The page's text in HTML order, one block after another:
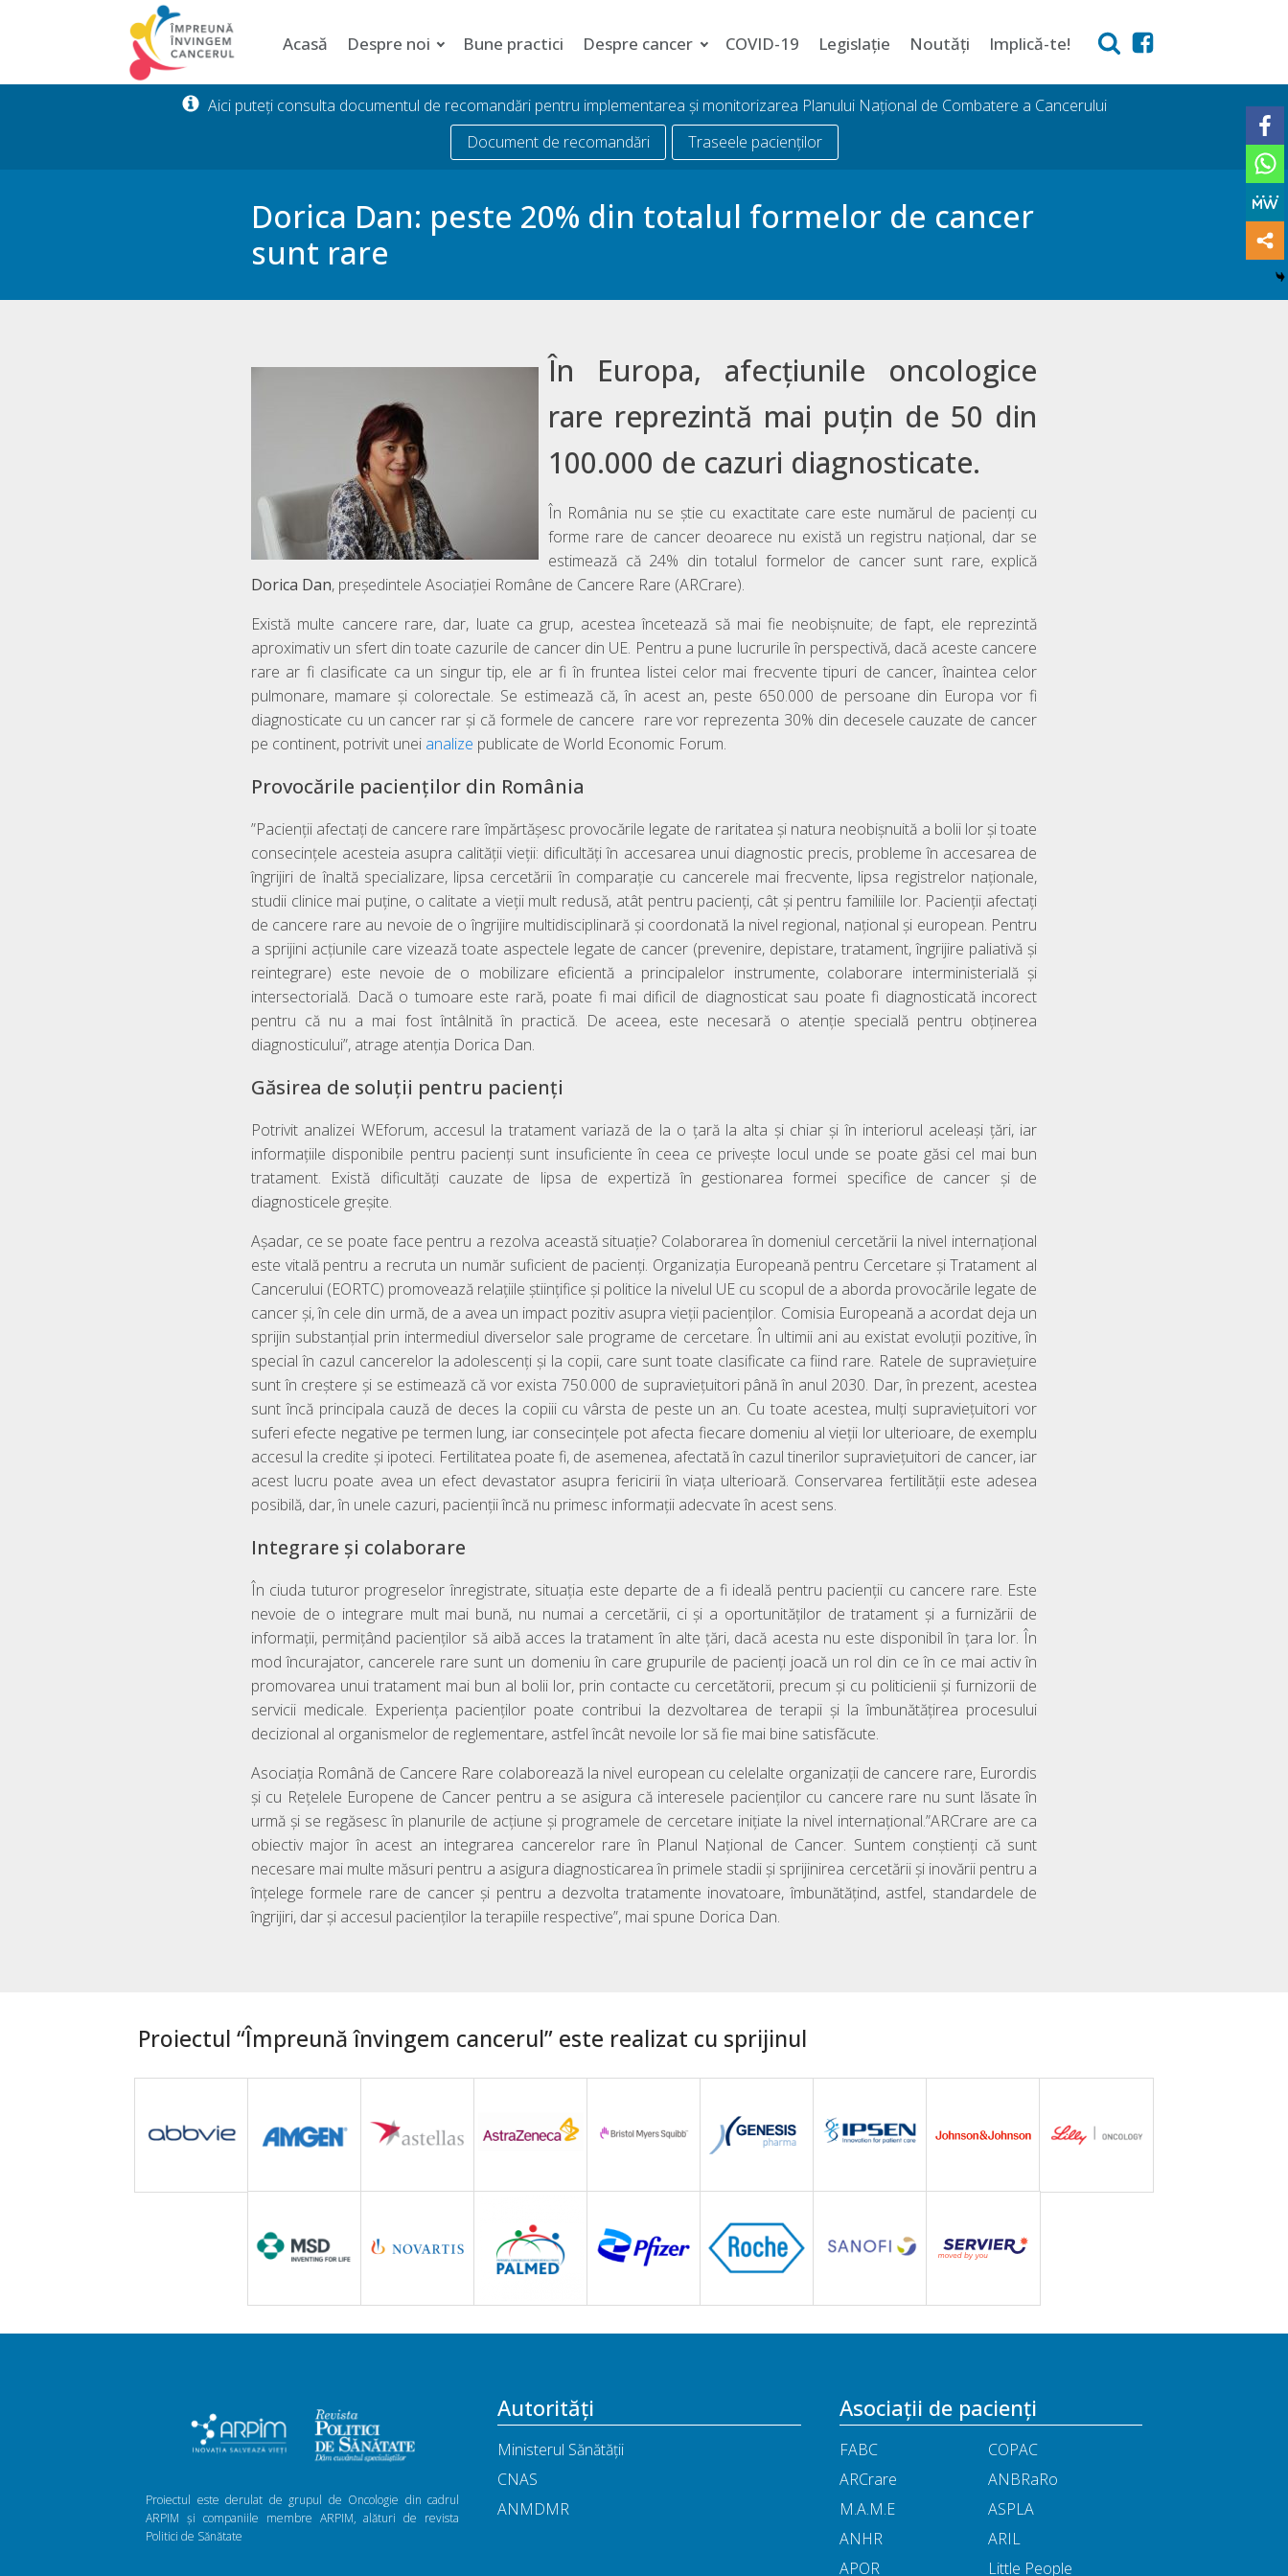
Acasă Despre noi Bune practici Despre cancer COVID-19 Legislație Noutăți Implică-te!
Aici puteți consulta documentul de recomandări pentru implementarea și monitorizarea Planului Național de Combatere a Cancerului
Document de recomandări
Traseele pacienților
Dorica Dan: peste 20% din totalul formelor de cancer
sunt rare
În Europa, afecțiunile oncologice
rare reprezintă mai puțin de 50 din
100.000 de cazuri diagnosticate.
În România nu se știe cu exactitate care este numărul de pacienți cu
forme rare de cancer deoarece nu există un registru național, dar se
estimează că 24% din totalul formelor de cancer sunt rare, explică
Dorica Dan, președintele Asociației Române de Cancere Rare (ARCrare).
Există multe cancere rare, dar, luate ca grup, acestea încetează să mai fie neobișnuite; de fapt, ele reprezintă
aproximativ un sfert din toate cazurile de cancer din UE. Pentru a pune lucrurile în perspectivă, dacă aceste cancere
rare ar fi clasificate ca un singur tip, ele ar fi în fruntea listei celor mai frecvente tipuri de cancer, înaintea celor
pulmonare, mamare și colorectale. Se estimează că, în acest an, peste 650.000 de persoane din Europa vor fi
diagnosticate cu un cancer rar și că formele de cancere rare vor reprezenta 30% din decesele cauzate de cancer
pe continent, potrivit unei analize publicate de World Economic Forum.
Provocările pacienților din România
”Pacienții afectați de cancere rare împărtășesc provocările legate de raritatea și natura neobișnuită a bolii lor și toate
consecințele acesteia asupra calității vieții: dificultăți în accesarea unui diagnostic precis, probleme în accesarea de
îngrijiri de înaltă specializare, lipsa cercetării în comparație cu cancerele mai frecvente, lipsa registrelor naționale,
studii clinice mai puține, o calitate a vieții mult redusă, atât pentru pacienți, cât și pentru familiile lor. Pacienții afectați
de cancere rare au nevoie de o îngrijire multidisciplinară și coordonată la nivel regional, național și european. Pentru
a sprijini acțiunile care vizează toate aspectele legate de cancer (prevenire, depistare, tratament, îngrijire paliativă și
reintegrare) este nevoie de o mobilizare eficientă a principalelor instrumente, colaborare interministerială și
intersectorială. Dacă o tumoare este rară, poate fi mai dificil de diagnosticat sau poate fi diagnosticată incorect
pentru că nu a mai fost întâlnită în practică. De aceea, este necesară o atenție specială pentru obținerea
diagnosticului”, atrage atenția Dorica Dan.
Găsirea de soluții pentru pacienți
Potrivit analizei WEforum, accesul la tratament variază de la o țară la alta și chiar și în interiorul aceleași țări, iar
informațiile disponibile pentru pacienți sunt insuficiente în ceea ce privește locul unde se poate găsi cel mai bun
tratament. Există dificultăți cauzate de lipsa de expertiză în gestionarea formei specifice de cancer și de
diagnosticele greșite.
Așadar, ce se poate face pentru a rezolva această situație? Colaborarea în domeniul cercetării la nivel internațional
este vitală pentru a recruta un număr suficient de pacienți. Organizația Europeană pentru Cercetare și Tratament al
Cancerului (EORTC) promovează relațiile științifice și politice la nivelul UE cu scopul de a aborda provocările legate de
cancer și, în cele din urmă, de a avea un impact pozitiv asupra vieții pacienților. Comisia Europeană a acordat deja un
sprijin substanțial prin intermediul diverselor sale programe de cercetare. În ultimii ani au existat evoluții pozitive, în
special în cazul cancerelor la adolescenți și la copii, care sunt toate clasificate ca fiind rare. Ratele de supraviețuire
sunt în creștere și se estimează că vor exista 750.000 de supraviețuitori până în anul 2030. Dar, în prezent, acestea
sunt încă principala cauză de deces la copiii cu vârsta de peste un an. Cu toate acestea, mulți supraviețuitori vor
suferi efecte negative pe termen lung, iar consecințele pot afecta fiecare domeniu al vieții lor ulterioare, de exemplu
accesul la credite și ipoteci. Fertilitatea poate fi, de asemenea, afectată în cazul tinerilor supraviețuitori de cancer, iar
acest lucru poate avea un efect devastator asupra fericirii în viața ulterioară. Conservarea fertilității este adesea
posibilă, dar, în unele cazuri, pacienții încă nu primesc informații adecvate în acest sens.
Integrare și colaborare
În ciuda tuturor progreselor înregistrate, situația este departe de a fi ideală pentru pacienții cu cancere rare. Este
nevoie de o integrare mult mai bună, nu numai a cercetării, ci și a oportunităților de tratament și a furnizării de
informații, permițând pacienților să aibă acces la tratament în alte țări, dacă acesta nu este disponibil în țara lor. În
mod încurajator, cancerele rare sunt un domeniu în care grupurile de pacienți joacă un rol din ce în ce mai activ în
promovarea unui tratament mai bun al bolii lor, prin contacte cu cercetătorii, precum și cu politicienii și furnizorii de
servicii medicale. Experiența pacienților poate contribui la dezvoltarea de terapii și la îmbunătățirea procesului
decizional al organismelor de reglementare, astfel încât nevoile lor să fie mai bine satisfăcute.
Asociația Română de Cancere Rare colaborează la nivel european cu celelalte organizații de cancere rare, Eurordis
și cu Rețelele Europene de Cancer pentru a se asigura că interesele pacienților cu cancere rare nu sunt lăsate în
urmă și se regăsesc în planurile de acțiune și programele de cercetare inițiate la nivel internațional.”ARCrare are ca
obiectiv major în acest an integrarea cancerelor rare în Planul Național de Cancer. Suntem conștienți că sunt
necesare mai multe măsuri pentru a asigura diagnosticarea în primele stadii și sprijinirea cercetării și inovării pentru a
înțelege formele rare de cancer și pentru a dezvolta tratamente inovatoare, îmbunătățind, astfel, standardele de
îngrijiri, dar și accesul pacienților la terapiile respective”, mai spune Dorica Dan.
Proiectul “Împreună învingem cancerul” este realizat cu sprijinul
Proiectul este derulat de grupul de Oncologie din cadrul
ARPIM și companiile membre ARPIM, alături de revista
Politici de Sănătate
Autorități
Ministerul Sănătății
CNAS
ANMDMR
Asociații de pacienți
FABC
COPAC
ARCrare
ANBRaRo
M.A.M.E
ASPLA
ANHR
ARIL
APOR
Little People